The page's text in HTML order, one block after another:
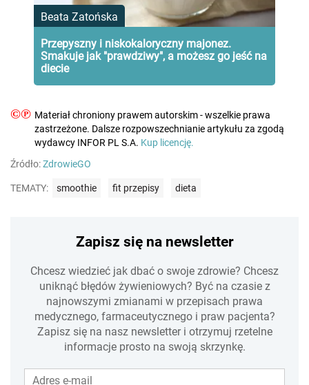
Beata Zatońska
Przepyszny i niskokaloryczny majonez.
Smakuje jak "prawdziwy", a możesz go jeść na
diecie
©℗ Materiał chroniony prawem autorskim - wszelkie prawa
zastrzeżone. Dalsze rozpowszechnianie artykułu za zgodą
wydawcy INFOR PL S.A. Kup licencję.
Źródło:ZdrowieGO
TEMATY: smoothie fit przepisy dieta
Zapisz się na newsletter
Chcesz wiedzieć jak dbać o swoje zdrowie? Chcesz
uniknąć błędów żywieniowych? Być na czasie z
najnowszymi zmianami w przepisach prawa
medycznego, farmaceutycznego i praw pacjenta?
Zapisz się na nasz newsletter i otrzymuj rzetelne
informacje prosto na swoją skrzynkę.